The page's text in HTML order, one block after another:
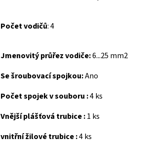
Počet vodičů: 4
Jmenovitý průřez vodiče:6...25 mm2
Se šroubovací spojkou:Ano
Počet spojek v souboru :4 ks
Vnější plášťová trubice :1 ks
vnitřní žilové trubice :4 ks